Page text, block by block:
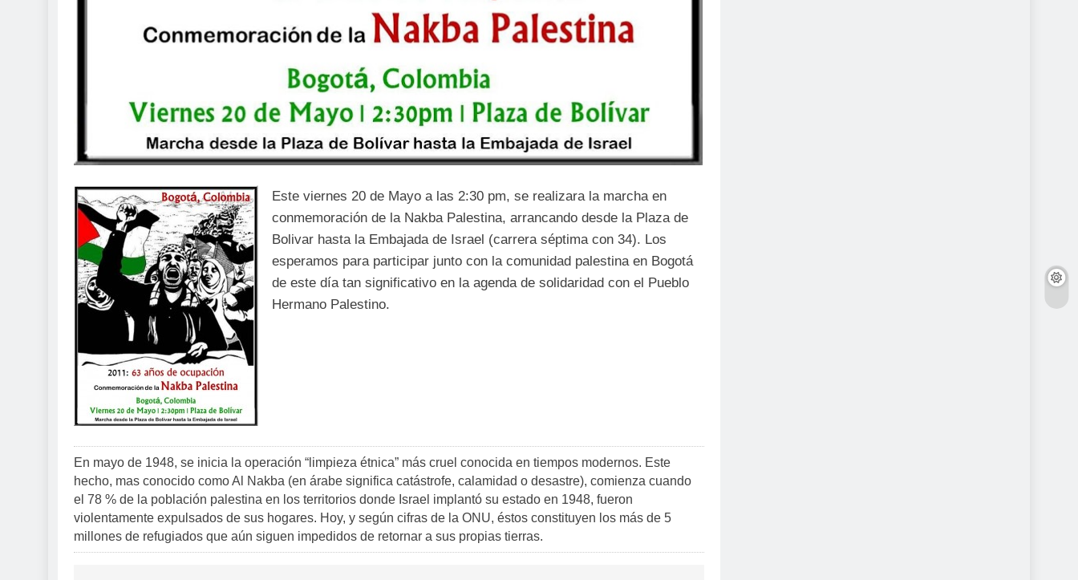
Este viernes 20 de Mayo a las 2:30 pm, se realizara la marcha en
conmemoración de la Nakba Palestina, arrancando desde la Plaza de
Bolivar hasta la Embajada de Israel (carrera séptima con 34). Los
esperamos para participar junto con la comunidad palestina en Bogotá
de este día tan significativo en la agenda de solidaridad con el Pueblo
Hermano Palestino.
En mayo de 1948, se inicia la operación “limpieza étnica” más cruel conocida en tiempos modernos. Este
hecho, mas conocido como Al Nakba (en árabe significa catástrofe, calamidad o desastre), comienza cuando
el 78 % de la población palestina en los territorios donde Israel implantó su estado en 1948, fueron
violentamente expulsados de sus hogares. Hoy, y según cifras de la ONU, éstos constituyen los más de 5
millones de refugiados que aún siguen impedidos de retornar a sus propias tierras.